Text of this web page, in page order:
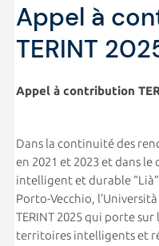
Appel à
TERINT
Appel à contribution
Dans la continuité des
en 2021 et 2023 et dans
intelligent et durable
Porto-Vecchio,
TERINT 2025 qui porte
territoires intelligents et